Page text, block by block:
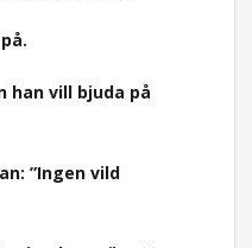
han vill bjuda på
”Ingen vild